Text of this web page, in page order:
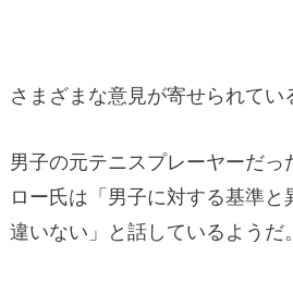
さまざまな意見が寄せられてい
男子の元テニスプレーヤーだっ
ロー氏は「男子に対する基準と
違いない」と話しているようだ。